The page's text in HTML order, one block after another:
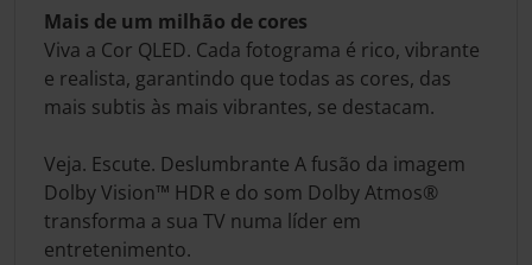
Mais de um milhão de cores
Viva a Cor QLED. Cada fotograma é rico, vibrante
e realista, garantindo que todas as cores, das
mais subtis às mais vibrantes, se destacam.
Veja. Escute. Deslumbrante A fusão da imagem
Dolby Vision™ HDR e do som Dolby Atmos®
transforma a sua TV numa líder em
entretenimento.